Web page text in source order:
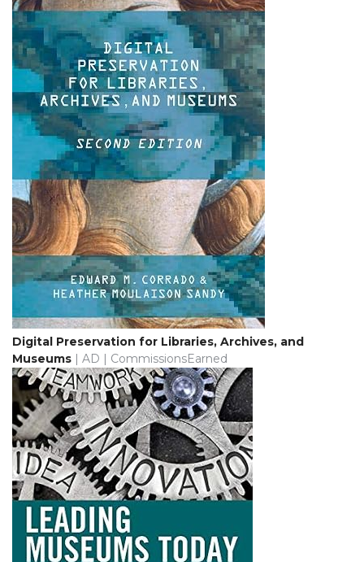
Digital Preservation for Libraries, Archives, and
Museums | AD | CommissionsEarned